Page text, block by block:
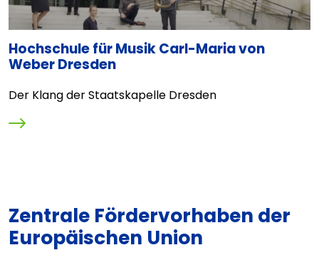
Hochschule für Musik Carl-Maria von
Weber Dresden
Der Klang der Staatskapelle Dresden
Zentrale Fördervorhaben der
Europäischen Union